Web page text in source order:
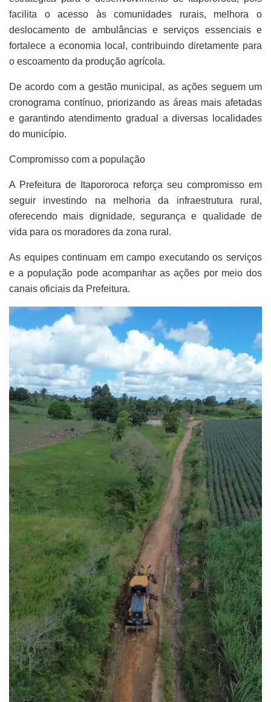
facilita o acesso às comunidades rurais, melhora o
deslocamento de ambulâncias e serviços essenciais e
fortalece a economia local, contribuindo diretamente para
o escoamento da produção agrícola.
De acordo com a gestão municipal, as ações seguem um
cronograma contínuo, priorizando as áreas mais afetadas
e garantindo atendimento gradual a diversas localidades
do município.
Compromisso com a população
A Prefeitura de Itapororoca reforça seu compromisso em
seguir investindo na melhoria da infraestrutura rural,
oferecendo mais dignidade, segurança e qualidade de
vida para os moradores da zona rural.
As equipes continuam em campo executando os serviços
e a população pode acompanhar as ações por meio dos
canais oficiais da Prefeitura.